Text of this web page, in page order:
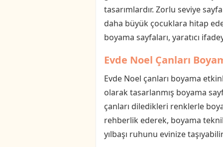
tasarımlardır. Zorlu seviye
daha büyük çocuklara hitap
boyama sayfaları, yaratıcı
Evde Noel Çanları
Evde Noel çanları boyama
olarak tasarlanmış boyama
çanları diledikleri renklerle
rehberlik ederek, boyama
yılbaşı ruhunu evinize